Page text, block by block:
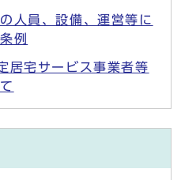
人員、設備、運営等に
例
居宅サービス事業者等